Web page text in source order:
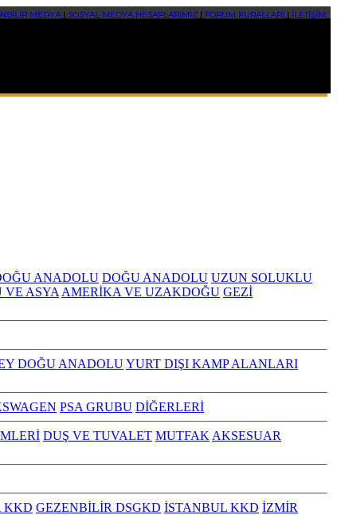
MEDYA| SOSYAL MEDYA HESAPLARIMIZ | FORUM KURALLARI | İLETİŞİM
ANADOLU DOĞU ANADOLU UZUN SOLUKLU
VE ASYA AMERİKA VE UZAKDOĞU GEZİ
DOĞU ANADOLUYURT DIŞI KAMP ALANLARI
PSA GRUBU DİĞERLERİ
DUŞ VE TUVALET MUTFAK AKSESUAR
KKD GEZENBİLİR DSGKD İSTANBUL KKD İZMİR